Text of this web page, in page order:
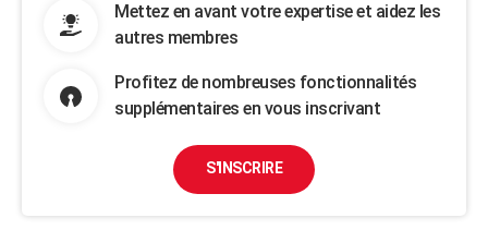
Mettez en avant votre expertise et aidez les
autres membres
Profitez de nombreuses fonctionnalités
supplémentaires en vous inscrivant
S'INSCRIRE